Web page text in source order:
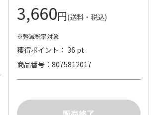
3,660円(送料・税込)
※軽減税率対象
獲得ポイント： 36 pt
商品番号
8075812017